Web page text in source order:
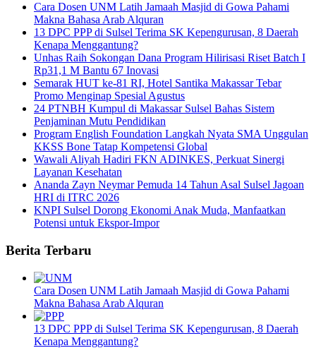
Cara Dosen UNM Latih Jamaah Masjid di Gowa Pahami
Makna Bahasa Arab Alquran
13 DPC PPP di Sulsel Terima SK Kepengurusan, 8 Daerah
Kenapa Menggantung?
Unhas Raih Sokongan Dana Program Hilirisasi Riset Batch I
Rp31,1 M Bantu 67 Inovasi
Semarak HUT ke-81 RI, Hotel Santika Makassar Tebar
Promo Menginap Spesial Agustus
24 PTNBH Kumpul di Makassar Sulsel Bahas Sistem
Penjaminan Mutu Pendidikan
Program English Foundation Langkah Nyata SMA Unggulan
KKSS Bone Tatap Kompetensi Global
Wawali Aliyah Hadiri FKN ADINKES, Perkuat Sinergi
Layanan Kesehatan
Ananda Zayn Neymar Pemuda 14 Tahun Asal Sulsel Jagoan
HRI di ITRC 2026
KNPI Sulsel Dorong Ekonomi Anak Muda, Manfaatkan
Potensi untuk Ekspor-Impor
Berita Terbaru
Cara Dosen UNM Latih Jamaah Masjid di Gowa Pahami
Makna Bahasa Arab Alquran
13 DPC PPP di Sulsel Terima SK Kepengurusan, 8 Daerah
Kenapa Menggantung?